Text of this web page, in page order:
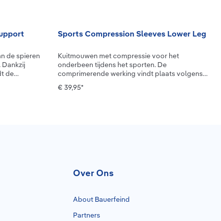
de spieren
de
als
het
Support
omsluit
Sports Compression Sleeves Lower Leg
Kuitmouwen met compressie voor het
onderbeen tijdens het sporten. De
comprimerende werking vindt plaats volgens
van de hiel naar de kuit. Dat stimuleert de
sportief design zijn verkrijgbaar per paar,
worden op 40 °C. Voor de keuze van de juiste
kuitomvang op het breedste punt en de lengte
€ 39,95*
Over Ons
About Bauerfeind
Partners